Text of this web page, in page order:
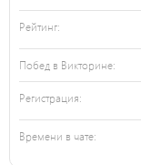
Рейтинг:
Побед в Викторине:
Регистрация:
Времени в чате: